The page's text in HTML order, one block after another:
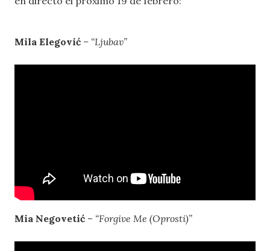
Mila Elegović – “Ljubav”
Mia Negovetić – “Forgive Me (Oprosti)”